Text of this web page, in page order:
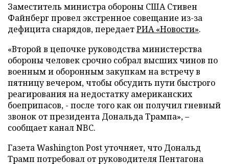
Заместитель министра обороны США Стивен
Файнберг провел экстренное совещание из-за
дефицита снарядов, передаетРИА «Новости».
«Второй в цепочке руководства министерства
обороны человек срочно собрал высших чинов по
военным и оборонным закупкам на встречу в
пятницу вечером, чтобы обсудить пути быстрого
реагирования на недостатку американских
боеприпасов, - после того как он получил гневный
звонок от президента Дональда Трампа», –
сообщает канал NBC.
Газета Washington Post уточняет, что Дональд
Трамп потребовал от руководителя Пентагона